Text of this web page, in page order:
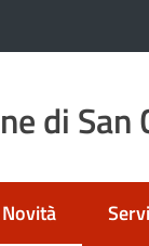
di San
Novità
Menu selezionato